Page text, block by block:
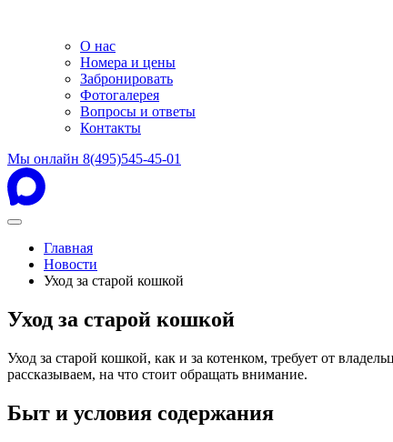
О нас
Номера и цены
Забронировать
Фотогалерея
Вопросы и ответы
Контакты
Мы онлайн 8(495)545-45-01
Главная
Новости
Уход за старой кошкой
Уход за старой кошкой
Уход за старой кошкой, как и за котенком, требует от
рассказываем, на что стоит обращать внимание.
Быт и условия содержания